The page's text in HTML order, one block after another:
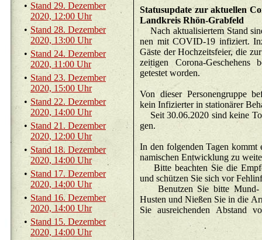
• Stand 29. De­zem­ber
2020, 12:00 Uhr
• Stand 28. De­zem­ber
2020, 13:00 Uhr
• Stand 24. De­zem­ber
2020, 11:00 Uhr
• Stand 23. De­zem­ber
2020, 15:00 Uhr
• Stand 22. De­zem­ber
2020, 14:00 Uhr
• Stand 21. De­zem­ber
2020, 12:00 Uhr
• Stand 18. De­zem­ber
2020, 14:00 Uhr
• Stand 17. De­zem­ber
2020, 14:00 Uhr
• Stand 16. De­zem­ber
2020, 14:00 Uhr
• Stand 15. De­zem­ber
2020, 14:00 Uhr
Sta­tu­sup­date zur ak­tu­el­len
Land­kreis Rhön-Grab­feld
Nach ak­tua­li­sier­tem Stand
nen mit CO­VID-19 in­fi­ziert.
Gäste der Hoch­zeits­fei­er, die
zei­ti­gen Co­ro­na-Ge­sche­hens
ge­tes­tet wor­den.
Von die­ser Per­so­nen­grup­pe
kein In­fi­zier­ter in sta­tio­nä­rer
Seit 30.06.2020 sind keine
gen.
In den fol­gen­den Tagen
na­mi­schen Ent­wick­lung zu
Bitte be­ach­ten Sie die
und schüt­zen Sie sich vor
Be­nut­zen Sie bitte Mund-
Hus­ten und Nie­ßen Sie in die
Sie aus­rei­chen­den Ab­stand